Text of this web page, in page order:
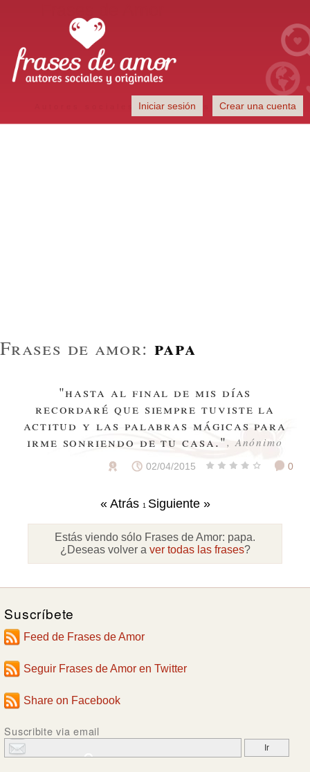
Autores sociales y originales
Iniciar sesión Crear una cuenta
Frases de amor: papa
"hasta al final de mis días
recordaré que siempre tuviste la
actitud y las palabras mágicas para
irme sonriendo de tu casa.", Anónimo
02/04/2015 0
« Atrás 1 Siguiente »
Estás viendo sólo Frases de Amor: papa.
¿Deseas volver a ver todas las frases?
Suscríbete
Feed de Frases de Amor
Seguir Frases de Amor en Twitter
Share on Facebook
Suscribite via email